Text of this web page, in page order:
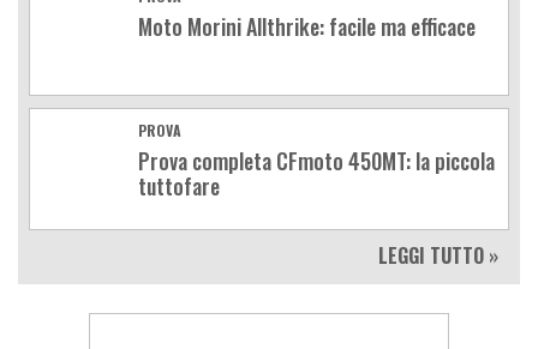
Moto Morini Allthrike: facile ma efficace
PROVA
Prova completa CFmoto 450MT: la piccola
tuttofare
LEGGI TUTTO »